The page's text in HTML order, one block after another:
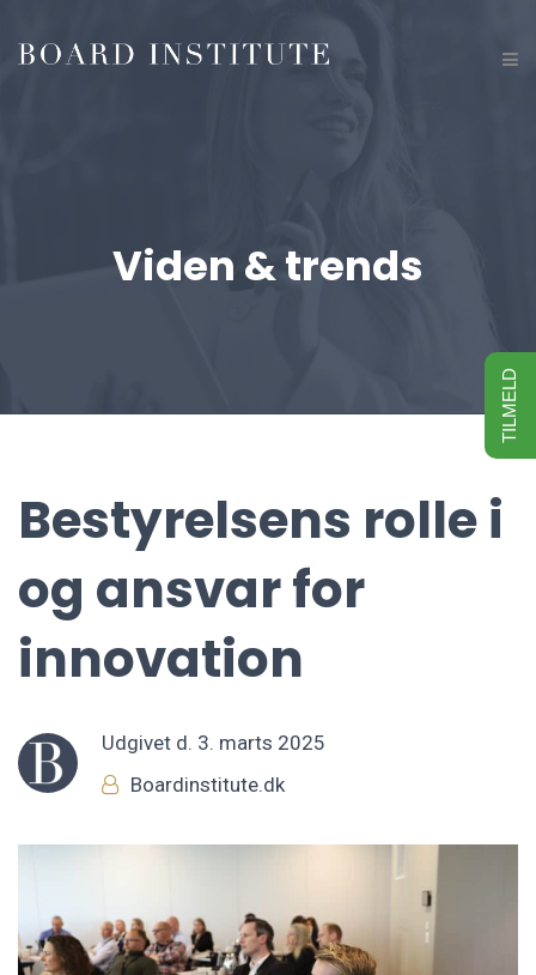
Viden & trends
Bestyrelsens rolle i
og ansvar for
innovation
Udgivet d. 3. marts 2025
Boardinstitute.dk
TILMELD